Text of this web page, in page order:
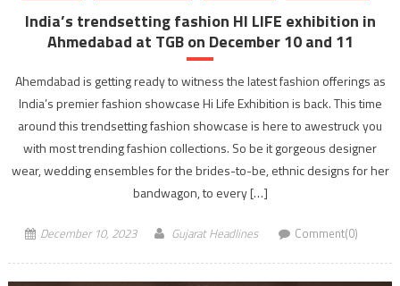
India’s trendsetting fashion HI LIFE exhibition in
Ahmedabad at TGB on December 10 and 11
Ahemdabad is getting ready to witness the latest fashion offerings as
India’s premier fashion showcase Hi Life Exhibition is back. This time
around this trendsetting fashion showcase is here to awestruck you
with most trending fashion collections. So be it gorgeous designer
wear, wedding ensembles for the brides-to-be, ethnic designs for her
bandwagon, to every […]
December 10, 2023 Gujarat Headlines Comment(0)